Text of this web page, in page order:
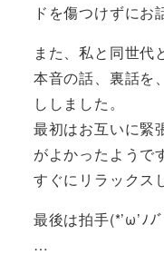
ドを傷つけずにお
また、私と同世代
本音の話、裏話を
ししました。
最初はお互いに緊
がよかったようで
すぐにリラックス
最後は拍手(*’ω’ﾉ
…